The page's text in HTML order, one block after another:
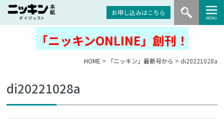
お申し込みはこちら
「ニッキンONLINE」創刊！
HOME > 「ニッキン」最新号から > di20221028a
di20221028a